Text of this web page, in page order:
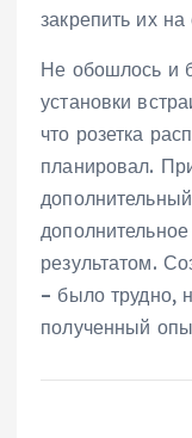
закрепить их
Не обошлось и
установки
что розетка
планировал.
результатом.
– было трудно,
полученный